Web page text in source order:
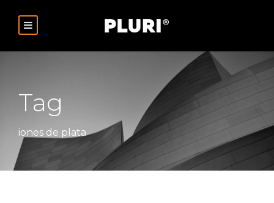
Tag
iones de plata